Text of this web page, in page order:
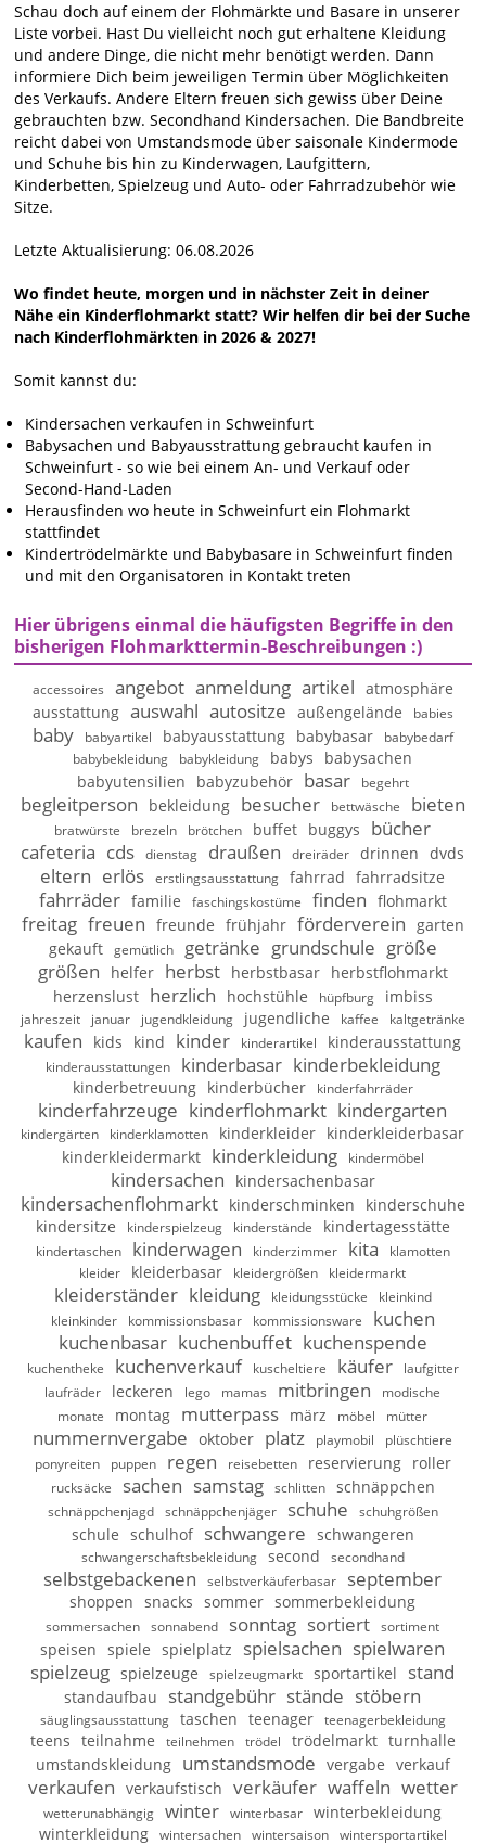
Schau doch auf einem der Flohmärkte und Basare in unserer
Liste vorbei. Hast Du vielleicht noch gut erhaltene Kleidung
und andere Dinge, die nicht mehr benötigt werden. Dann
informiere Dich beim jeweiligen Termin über Möglichkeiten
des Verkaufs. Andere Eltern freuen sich gewiss über Deine
gebrauchten bzw. Secondhand Kindersachen. Die Bandbreite
reicht dabei von Umstandsmode über saisonale Kindermode
und Schuhe bis hin zu Kinderwagen, Laufgittern,
Kinderbetten, Spielzeug und Auto- oder Fahrradzubehör wie
Sitze.
Letzte Aktualisierung: 06.08.2026
Wo findet heute, morgen und in nächster Zeit in deiner
Nähe ein Kinderflohmarkt statt? Wir helfen dir bei der Suche
nach Kinderflohmärkten in 2026 & 2027!
Somit kannst du:
Kindersachen verkaufen in Schweinfurt
Babysachen und Babyausstrattung gebraucht kaufen in
Schweinfurt - so wie bei einem An- und Verkauf oder
Second-Hand-Laden
Herausfinden wo heute in Schweinfurt ein Flohmarkt
stattfindet
Kindertrödelmärkte und Babybasare in Schweinfurt finden
und mit den Organisatoren in Kontakt treten
Hier übrigens einmal die häufigsten Begriffe in den
bisherigen Flohmarkttermin-Beschreibungen :)
accessoires angebot anmeldung artikel atmosphäre
ausstattung auswahl autositze außengelände babies
baby babyartikel babyausstattung babybasar
babybedarf
babybekleidung
babykleidung babys
babysachen
babyutensilien
babyzubehör basar begehrt
begleitperson bekleidung besucher bettwäsche bieten
bratwürste brezeln brötchen buffet buggys
bücher
cafeteria cds dienstag draußen dreiräder drinnen dvds
eltern erlös erstlingsausstattung fahrrad fahrradsitze
fahrräder familie faschingskostüme finden flohmarkt
freitag freuen freunde frühjahr förderverein garten
gekauft
gemütlich getränke grundschule größe
größen
helfer herbst herbstbasar herbstflohmarkt
herzenslust herzlich hochstühle hüpfburg imbiss
jahreszeit januar jugendkleidung jugendliche kaffee kaltgetränke
kaufen kids kind kinder kinderartikel kinderausstattung
kinderausstattungen kinderbasar kinderbekleidung
kinderbetreuung kinderbücher kinderfahrräder
kinderfahrzeuge kinderflohmarkt kindergarten
kindergärten kinderklamotten kinderkleider kinderkleiderbasar
kinderkleidermarkt kinderkleidung kindermöbel
kindersachen kindersachenbasar
kindersachenflohmarkt kinderschminken
kinderschuhe
kindersitze
kinderspielzeug kinderstände kindertagesstätte
kindertaschen kinderwagen kinderzimmer kita
klamotten
kleider
kleiderbasar kleidergrößen kleidermarkt
kleiderständer kleidung kleidungsstücke
kleinkind
kleinkinder
kommissionsbasar kommissionsware
kuchen
kuchenbasar kuchenbuffet kuchenspende
kuchentheke kuchenverkauf kuscheltiere käufer
laufgitter
laufräder
leckeren lego mamas mitbringen
modische
monate
montag mutterpass märz möbel mütter
nummernvergabe oktober platz playmobil
plüschtiere
ponyreiten
puppen regen reisebetten reservierung roller
rucksäcke sachen samstag schlitten schnäppchen
schnäppchenjagd schnäppchenjäger schuhe schuhgrößen
schule schulhof schwangere schwangeren
schwangerschaftsbekleidung second secondhand
selbstgebackenen selbstverkäuferbasar september
shoppen snacks sommer sommerbekleidung
sommersachen sonnabend sonntag sortiert sortiment
speisen spiele spielplatz spielsachen spielwaren
spielzeug spielzeuge spielzeugmarkt sportartikel stand
standaufbau standgebühr stände stöbern
säuglingsausstattung taschen teenager teenagerbekleidung
teens teilnahme teilnehmen trödel trödelmarkt turnhalle
umstandskleidung umstandsmode vergabe verkauf
verkaufen verkaufstisch verkäufer waffeln wetter
wetterunabhängig winter winterbasar
winterbekleidung
winterkleidung
wintersachen wintersaison wintersportartikel